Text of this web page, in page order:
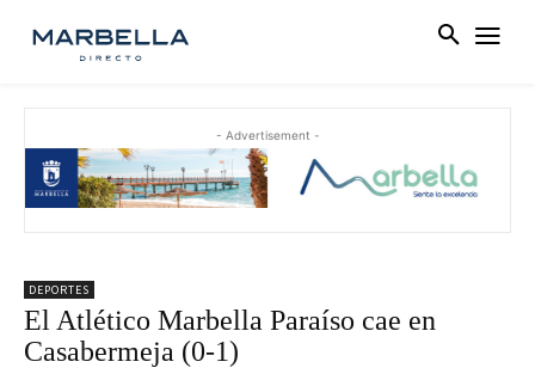
- Advertisement -
DEPORTES
El Atlético Marbella Paraíso cae en
Casabermeja (0-1)